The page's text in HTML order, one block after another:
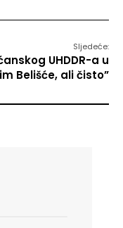
Sljedeće:
UHDDR-a u
Belišće, ali čisto”